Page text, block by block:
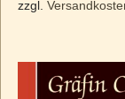
zzgl.